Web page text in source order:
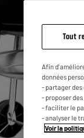
Tout
Afin
données
- partager des
- proposer
- faciliter le
- analyser le
Voir la